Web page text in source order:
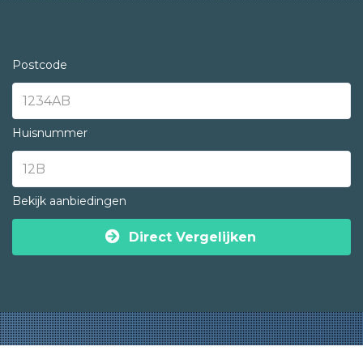
Postcode
Huisnummer
Bekijk aanbiedingen
Direct Vergelijken